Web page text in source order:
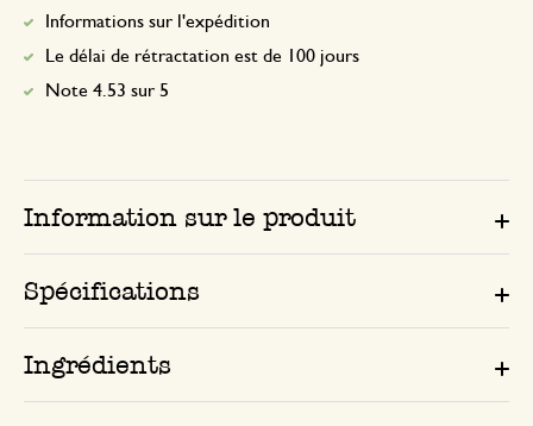
Informations sur l'expédition
Le délai de rétractation est de 100 jours
Note 4.53 sur 5
Information sur le produit
Spécifications
Ingrédients